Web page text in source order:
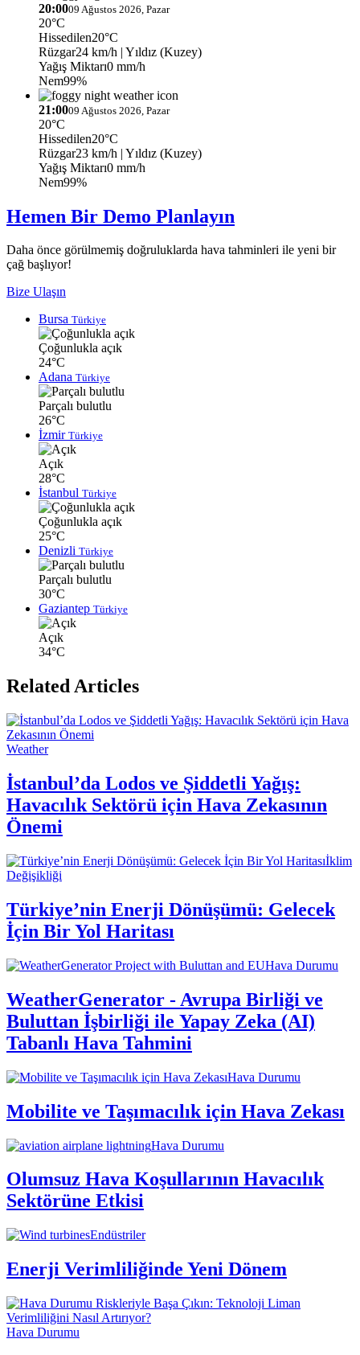
20:0009 Ağustos 2026, Pazar
20°C
Hissedilen20°C
Rüzgar24 km/h | Yıldız (Kuzey)
Yağış Miktarı0 mm/h
Nem99%
21:0009 Ağustos 2026, Pazar
20°C
Hissedilen20°C
Rüzgar23 km/h | Yıldız (Kuzey)
Yağış Miktarı0 mm/h
Nem99%
Hemen Bir Demo Planlayın
Daha önce görülmemiş doğruluklarda hava tahminleri ile yeni bir
çağ başlıyor!
Bize Ulaşın
Bursa Türkiye
Çoğunlukla açık
24°C
Adana Türkiye
Parçalı bulutlu
26°C
İzmir Türkiye
Açık
28°C
İstanbul Türkiye
Çoğunlukla açık
25°C
Denizli Türkiye
Parçalı bulutlu
30°C
Gaziantep Türkiye
Açık
34°C
Related Articles
Weather
İstanbul’da Lodos ve Şiddetli Yağış:
Havacılık Sektörü için Hava Zekasının
Önemi
İklim
Değişikliği
Türkiye’nin Enerji Dönüşümü: Gelecek
İçin Bir Yol Haritası
Hava Durumu
WeatherGenerator - Avrupa Birliği ve
Buluttan İşbirliği ile Yapay Zeka (AI)
Tabanlı Hava Tahmini
Hava Durumu
Mobilite ve Taşımacılık için Hava Zekası
Hava Durumu
Olumsuz Hava Koşullarının Havacılık
Sektörüne Etkisi
Endüstriler
Enerji Verimliliğinde Yeni Dönem
Hava Durumu